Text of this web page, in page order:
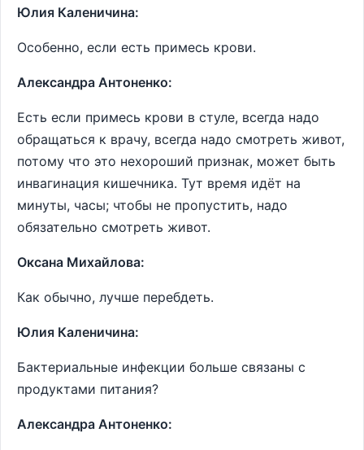
Юлия Каленичина:
Особенно, если есть примесь крови.
Александра Антоненко:
Есть если примесь крови в стуле, всегда надо
обращаться к врачу, всегда надо смотреть живот,
потому что это нехороший признак, может быть
инвагинация кишечника. Тут время идёт на
минуты, часы; чтобы не пропустить, надо
обязательно смотреть живот.
Оксана Михайлова:
Как обычно, лучше перебдеть.
Юлия Каленичина:
Бактериальные инфекции больше связаны с
продуктами питания?
Александра Антоненко: